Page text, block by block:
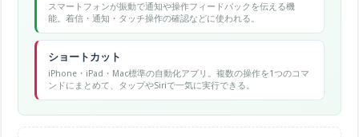
スマートフォンが振動で通知や操作フィードバックを伝える機
能。着信・通知・タッチ操作の確認などに使われる。
ショートカット
iPhone・iPad・Mac標準の自動化アプリ。複数の操作を1つのコマ
ンドにまとめて、タップやSiriで一気に実行できる。